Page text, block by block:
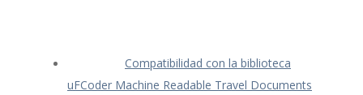
Compatibilidad con la biblioteca
uFCoder Machine Readable Travel Documents